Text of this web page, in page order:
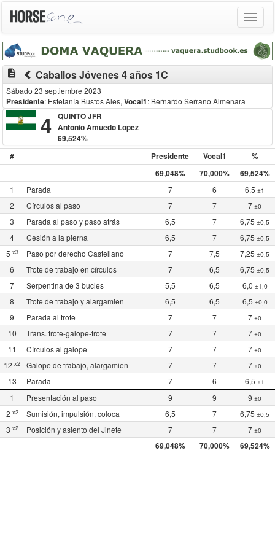
Toggle
description Caballos Jóvenes 4 años 1C
Sábado 23 septiembre 2023
Presidente: Estefanía Bustos Ales, Vocal1: Bernardo Serrano Almenara
4 QUINTO JFR
Antonio Amuedo Lopez
69,524%
#
Presidente Vocal1
%
69,048%
70,000% 69,524%
1 Parada 7 6 6,5 ±1
2 Círculos al paso 7 7 7 ±0
3 Parada al paso y paso atrás 6,5 7 6,75 ±0,5
4 Cesión a la pierna 6,5 7 6,75 ±0,5
5 x3 Paso por derecho Castellano 7 7,5 7,25 ±0,5
6 Trote de trabajo en círculos 7 6,5 6,75 ±0,5
7 Serpentina de 3 bucles 5,5 6,5 6,0 ±1,0
8 Trote de trabajo y alargamien 6,5 6,5 6,5 ±0,0
9 Parada al trote 7 7 7 ±0
10 Trans. trote-galope-trote 7 7 7 ±0
11 Círculos al galope 7 7 7 ±0
12 x2 Galope de trabajo, alargamien 7 7 7 ±0
13 Parada 7 6 6,5 ±1
1 Presentación al paso 9 9 9 ±0
2 x2 Sumisión, impulsión, coloca 6,5 7 6,75 ±0,5
3 x2 Posición y asiento del Jinete 7 7 7 ±0
69,048% 70,000% 69,524%